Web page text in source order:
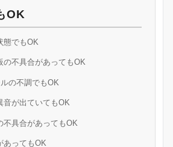
OK
態でもOK
の不具合があってもOK
の不調でもOK
音が出ていてもOK
不具合があってもOK
あってもOK